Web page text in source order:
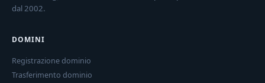
dal 2002.
DOMINI
Registrazione dominio
Trasferimento dominio